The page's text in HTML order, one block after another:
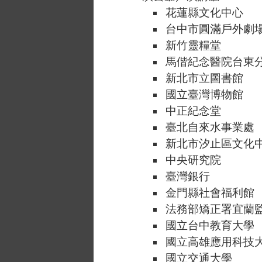
花蓮縣文化中心
台中市圓滿戶外劇
新竹靈糧堂
馬偕紀念醫院台東
新北市立圖書館
國立臺灣博物館
中正紀念堂
臺北自來水事業處
新北市汐止區文化
中央研究院
臺灣銀行
金門縣社會福利館
法務部矯正署宜蘭
國立台中教育大學
國立高雄應用科技
國立交通大學